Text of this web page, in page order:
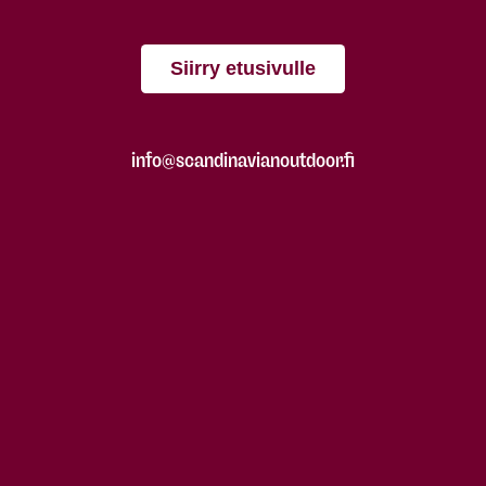
Siirry etusivulle
info@scandinavianoutdoor.fi